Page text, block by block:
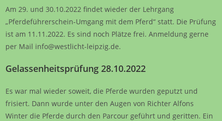
Am 29. und 30.10.2022 findet wieder der Lehrgang
„Pferdeführerschein-Umgang mit dem Pferd“ statt. Die Prüfung
ist am 11.11.2022. Es sind noch Plätze frei. Anmeldung gerne
per Mail info@westlicht-leipzig.de.
Gelassenheitsprüfung 28.10.2022
Es war mal wieder soweit, die Pferde wurden geputzt und
frisiert. Dann wurde unter den Augen von Richter Alfons
Winter die Pferde durch den Parcour geführt und geritten. Ein